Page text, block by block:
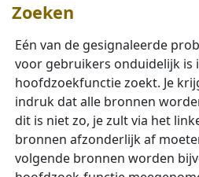
Zoeken
Eén van de gesignaleerde
voor gebruikers onduidelijk is
hoofdzoekfunctie zoekt. Je
indruk dat alle bronnen
dit is niet zo, je zult via het
bronnen afzonderlijk af
volgende bronnen worden